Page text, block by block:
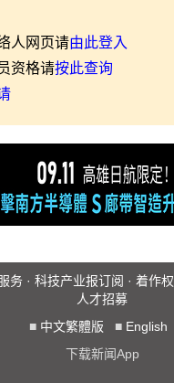
人网页请由此登入
资格请按此查询
务 · 科技产业报订阅 · 着作权
人才招募
■ 中文繁體版 ■ English
下载新闻App